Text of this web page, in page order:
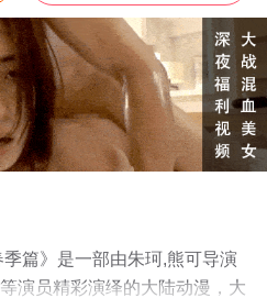
篇》是一部由朱珂,熊可导演
演员精彩演绎的大陆动漫，大